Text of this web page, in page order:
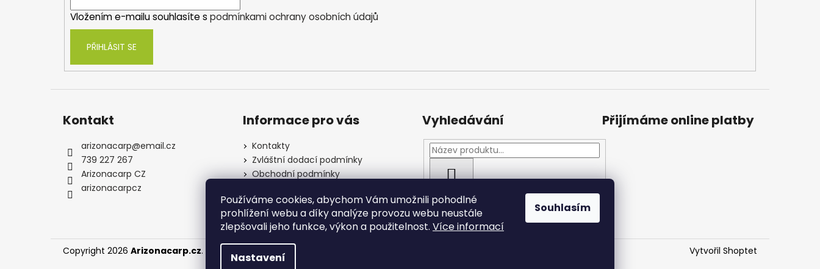
Používáme cookies, abychom Vám umožnili pohodlné
prohlížení webu a díky analýze provozu webu neustále
zlepšovali jeho funkce, výkon a použitelnost. Více informací
Nastavení
Souhlasím
Vložením e-mailu souhlasíte s podmínkami ochrany osobních údajů
PŘIHLÁSIT SE
Kontakt
arizonacarp@email.cz
739 227 267
Arizonacarp CZ
arizonacarpcz
Informace pro vás
Kontakty
Zvláštní dodací podmínky
Obchodní podmínky
osobních údajů
Vyhledávání
HLEDAT
Přijímáme online platby
Vytvořil Shoptet
Copyright 2026 Arizonacarp.cz. Všechna práva vyhrazena.